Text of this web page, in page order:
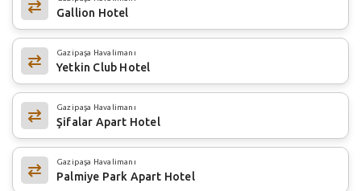
Gallion Hotel
Gazipaşa Havalimanı
Yetkin Club Hotel
Gazipaşa Havalimanı
Şifalar Apart Hotel
Gazipaşa Havalimanı
Palmiye Park Apart Hotel